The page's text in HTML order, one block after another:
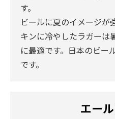
す。
ビールに夏のイメージが
キンに冷やしたラガーは
に最適です。日本のビー
です。
エー